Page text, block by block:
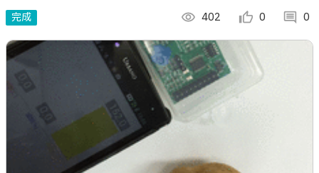
完成 visibility 402 thumb_up_alt 0 comment 0